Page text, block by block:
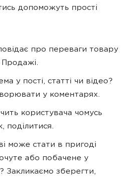
допоможуть прості
про переваги товару
Продажі.
у пості, статті чи відео?
у коментарях.
користувача чомусь
поділитися.
може стати в пригоді
або побачене у
Закликаємо зберегти,